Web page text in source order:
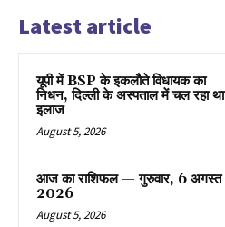
Latest article
यूपी में BSP के इकलाैते विधायक का
निधन, दिल्ली के अस्पताल में चल रहा था
इलाज
August 5, 2026
आज का राशिफल — गुरुवार, 6 अगस्त
2026
August 5, 2026